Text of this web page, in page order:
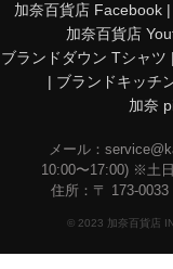
加奈百貨店 Facebook|
加奈百貨店
ブランドダウン Tシャツ |
| ブランドキッチ
加奈
メール：
10:00〜17:00) ※土
住所：〒 173-
© 2023 加奈百貨店